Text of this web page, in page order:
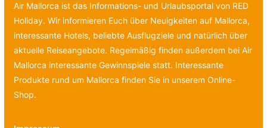
Air Mallorca ist das Informations- und Urlaubsportal von RED
Holiday. Wir informieren Euch über Neuigkeiten auf Mallorca,
interessante Hotels, beliebte Ausflugziele und natürlich über
aktuelle Reiseangebote. Regelmäßig finden außerdem bei Air
Mallorca interessante Gewinnspiele statt. Interessante
Produkte rund um Mallorca finden Sie in unserem Online-
Shop.